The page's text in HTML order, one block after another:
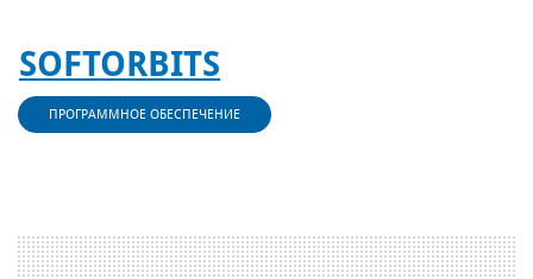
SOFTORBITS
ПРОГРАММНОЕ ОБЕСПЕЧЕНИЕ